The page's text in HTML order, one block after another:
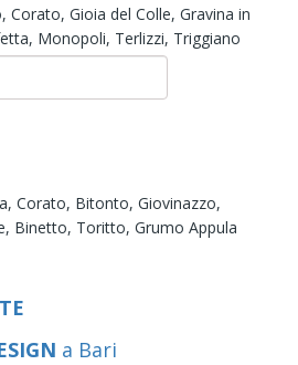
Corato, Gioia del Colle, Gravina in
Monopoli, Terlizzi, Triggiano
Corato, Bitonto, Giovinazzo,
Binetto, Toritto, Grumo Appula
a Bari